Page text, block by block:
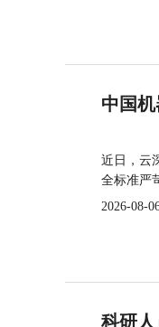
中国
近日，云
全标准严
2026-08-
科研